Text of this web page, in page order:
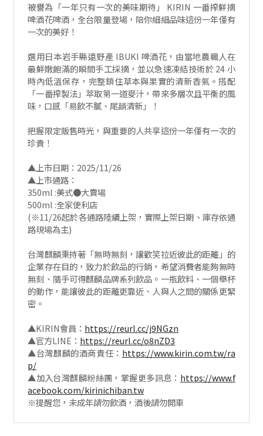
被譽為「一年只有一次的美味期待」 KIRIN 一番搾鮮摘
啤酒花啤酒，全台限量登場，陪你細細品味這份一年僅有
一次的美好！
選用日本岩手縣遠野產 IBUKI 啤酒花，由當地農職人在
最鮮嫩飽滿的瞬間手工採摘，並以急速凍結技術於 24 小
時內低溫保存，完整鎖住草本與果實的清新香氣。搭配
「一番搾製法」萃取第一道麥汁，帶來多層次且平衡的風
味，口感「易飲不膩、尾韻清新」！
把握限定販售時光，與重要的人共享這份一年僅有一次的
珍貴！
▲上市日期：2025/11/26
▲上市通路：
350ml :美式●大賣場
500ml :全家便利店
(※11/26起於各通路陸續上架，實際上架日期、庫存依通
路現場為主)
台灣麒麟秉持著「無時無刻，讓歡笑拉近彼此的距離」的
企業存在目的，致力於飲品的行銷，希望消費者能夠無時
無刻、隨手可得麒麟品牌系列飲品。一瓶飲料、一個舉杯
的動作，能讓彼此的距離更靠近、人與人之間的關係更緊
密。
▲KIRIN會員： https://reurl.cc/j9NGzn
▲官方LINE： https://reurl.cc/o8nZD3
▲台灣麒麟的酒商責任： https://www.kirin.com.tw/ra
p/
▲加入台灣麒麟粉絲團，掌握更多訊息： https://www.f
acebook.com/kirinichiban.tw
※提醒您，未成年請勿飲酒，酒後請勿開車